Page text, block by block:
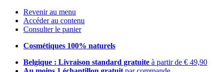
Revenir au menu
Accéder au contenu
Consulter le panier
Cosmétiques 100% naturels
Belgique : Livraison standard gratuite à partir de € 49,90